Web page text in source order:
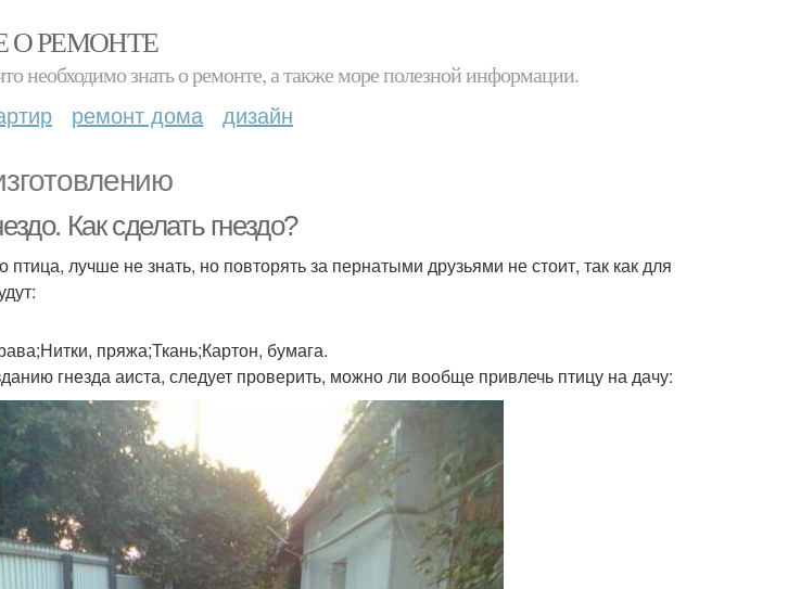
О РЕМОНТЕ
необходимо знать о ремонте, а также море полезной информации.
ремонт дома дизайн
Как сделать гнездо?
птица, лучше не знать, но повторять за пернатыми друзьями не стоит, так как для
пряжа;Ткань;Картон, бумага.
гнезда аиста, следует проверить, можно ли вообще привлечь птицу на дачу: